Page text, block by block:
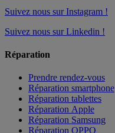
Suivez nous sur Instagram !
Suivez nous sur Linkedin !
Réparation
Prendre rendez-vous
Réparation smartphone
Réparation tablettes
Réparation Apple
Réparation Samsung
Réparation OPPO